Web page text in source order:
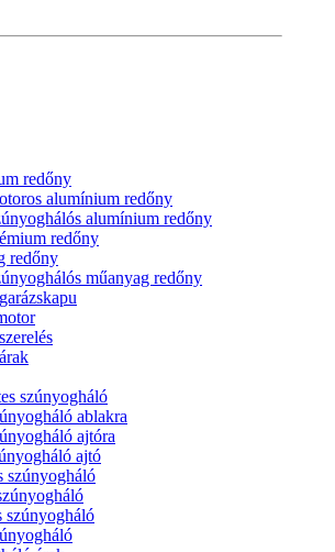
redőny
alumínium redőny
alumínium redőny
redőny
redőny
műanyag redőny
szúnyogháló
ablakra
ajtóra
ajtó
szúnyogháló
szúnyogháló